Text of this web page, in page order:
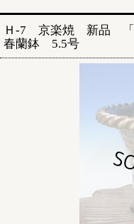
Ｈ-7 京楽焼 新品 「
春蘭鉢 5.5号